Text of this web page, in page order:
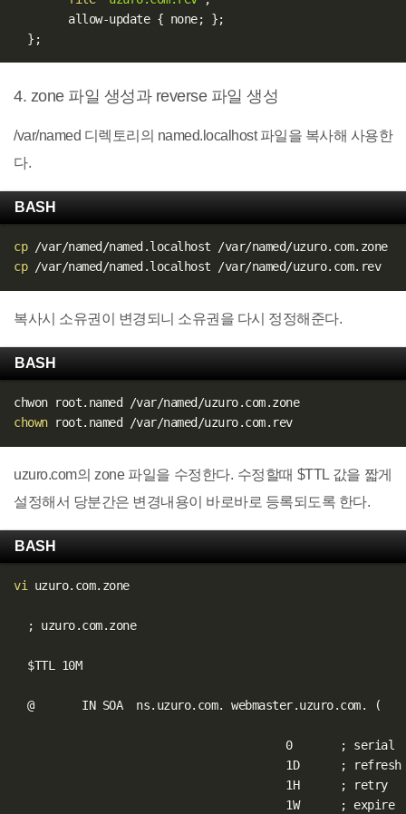
        allow-update
{ none; };
} ;
4. zone 파일 생성과 reverse 파일 생성
/var/named 디렉토리의 named.localhost 파일을 복사해 사용한
다.
BASH
cp
/var/named/named.localhost /var/named/uzuro.com.zone
cp
/var/named/named.localhost /var/named/uzuro.com.rev
복사시 소유권이 변경되니 소유권을 다시 정정해준다.
BASH
chwon root.named /var/named/uzuro.com.zone
chown
root.named /var/named/uzuro.com.rev
uzuro.com의 zone 파일을 수정한다. 수정할때 $TTL 값을 짧게
설정해서 당분간은 변경내용이 바로바로 등록되도록 한다.
BASH
vi uzuro.com.zone
; uzuro.com.zone
$TTL 10M
  @       IN SOA  ns.uzuro.com. webmaster.uzuro.com.
(
                                        0
;
serial
                                        1D
;
refresh
                                        1H
;
retry
                                        1W
;
expire